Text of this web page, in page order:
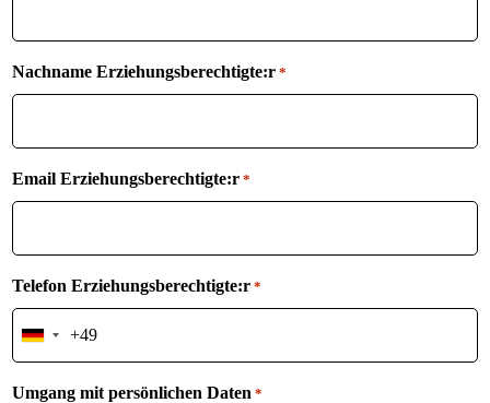
Nachname Erziehungsberechtigte:r *
Email Erziehungsberechtigte:r *
Telefon Erziehungsberechtigte:r *
Germany
+49
Umgang mit persönlichen Daten *